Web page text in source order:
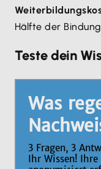
Hälfte der
Teste dein